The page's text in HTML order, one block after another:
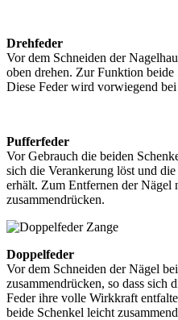
Drehfeder
Vor dem Schneiden der
oben drehen. Zur Funktion beide
Diese Feder wird vorwiegend
Pufferfeder
Vor Gebrauch die beiden
sich die Verankerung löst und
erhält. Zum Entfernen der Nägel
zusammendrücken.
Doppelfeder
Vor dem Schneiden der Nägel
zusammendrücken, so dass sich
Feder ihre volle Wirkkraft
beide Schenkel leicht